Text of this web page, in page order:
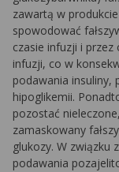
zawartą w
spowodować
czasie infuzji i
infuzji, co w
podawania insuliny,
hipoglikemii.
pozostać
zamaskowany
glukozy. W związku
podawania